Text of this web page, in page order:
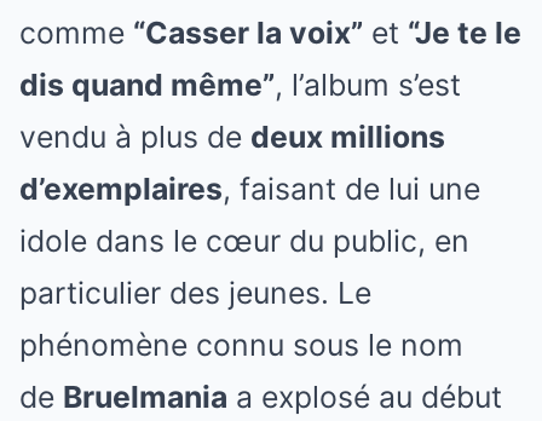
comme “Casser la voix” et “Je te le
dis quand même”, l’album s’est
vendu à plus de deux millions
d’exemplaires, faisant de lui une
idole dans le cœur du public, en
particulier des jeunes. Le
phénomène connu sous le nom
de Bruelmania a explosé au début